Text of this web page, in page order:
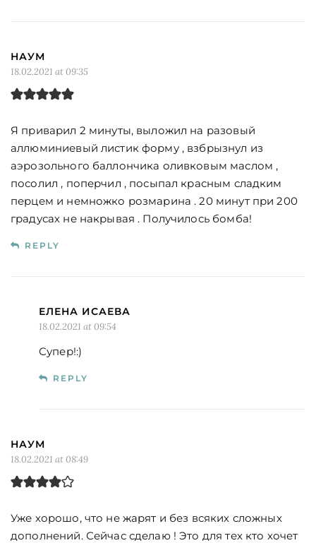
НАУМ
18.02.2021 at 09:35
Я приварил 2 минуты, выложил на разовый
аллюминиевый листик форму , взбрызнул из
аэрозольного баллончика оливковым маслом ,
посолил , поперчил , посыпал красным сладким
перцем и немножко розмарина . 20 минут при 200
градусах не накрывая . Получилось бомба!
REPLY
ЕЛЕНА ИСАЕВА
18.02.2021 at 09:54
Супер!:)
REPLY
НАУМ
18.02.2021 at 08:49
Уже хорошо, что не жарят и без всяких сложных
дополнений. Сейчас сделаю ! Это для тех кто хочет